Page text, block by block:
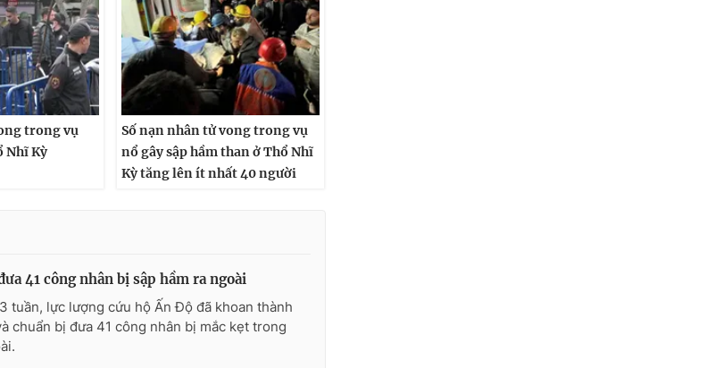
trong vụ
Nhĩ Kỳ
Số nạn nhân tử vong trong vụ
nổ gây sập hầm than ở Thổ Nhĩ
Kỳ tăng lên ít nhất 40 người
41 công nhân bị sập hầm ra ngoài
tuần, lực lượng cứu hộ Ấn Độ đã khoan thành
chuẩn bị đưa 41 công nhân bị mắc kẹt trong